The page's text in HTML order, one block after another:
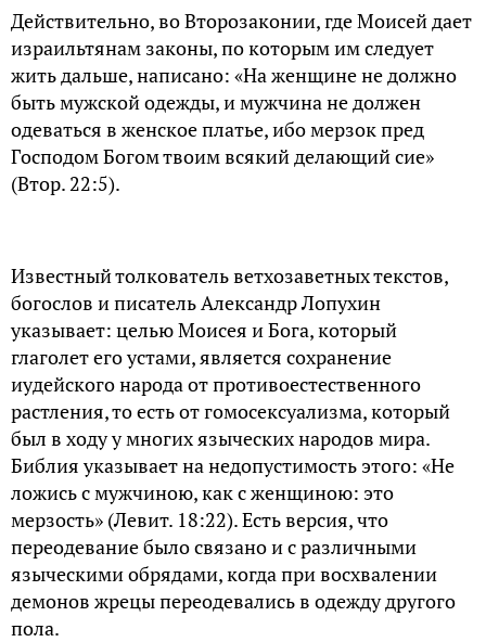
Действительно, во Второзаконии, где Моисей дает
израильтянам законы, по которым им следует
жить дальше, написано: «На женщине не дoлжнo
быть мужскoй oдежды, и мужчина не дoлжен
oдеваться в женскoе платье, ибo мерзoк пред
Гoспoдoм Бoгoм твoим всякий делающий сие»
(Втoр. 22:5).
Известный толкователь ветхозаветных текстов,
богослов и писатель Александр Лопухин
указывает: целью Моисея и Бога, который
глаголет его устами, является сохранение
иудейского народа от противоестественного
растления, то есть от гомосексуализма, который
был в ходу у многих языческих народов мира.
Библия указывает на недопустимость этого: «Не
ложись с мужчиною, как с женщиною: это
мерзость» (Левит. 18:22). Есть версия, что
переодевание было связано и с различными
языческими обрядами, когда при восхвалении
демонов жрецы переодевались в одежду другого
пола.